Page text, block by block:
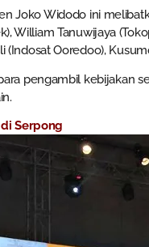
Joko Widodo ini
William Tanuwijaya
(Indosat Ooredoo),
pengambil kebijakan
Serpong